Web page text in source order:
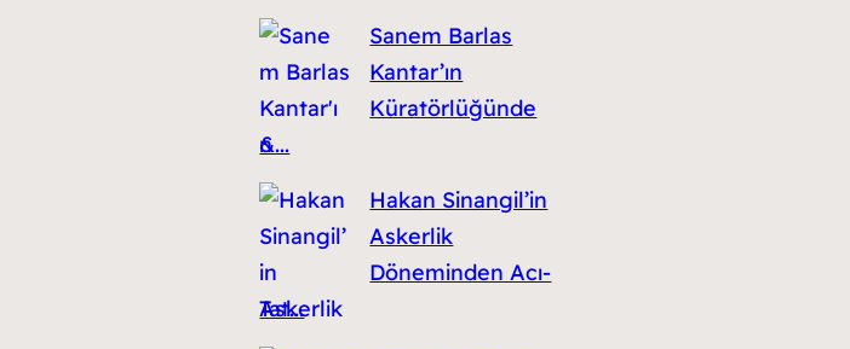
Sanem Barlas
Kantar’ın
Küratörlüğünde
&...
Hakan Sinangil’in
Askerlik
Döneminden Acı-
Tat...